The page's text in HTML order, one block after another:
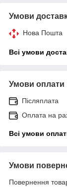
Умови
Нова Пошта
Всі умови
Умови оплати
Післяплата
Оплата на
Всі умови
Умови
Повернення